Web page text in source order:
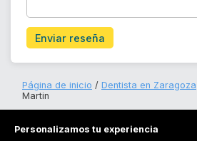
Enviar reseña
Página de inicio Dentista en Zaragoza
Martin
Personalizamos tu experiencia